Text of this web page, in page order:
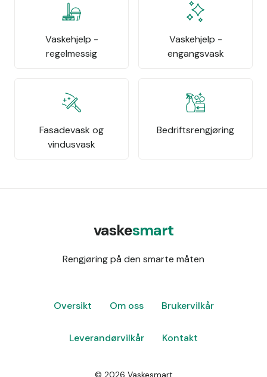
Vaskehjelp -
regelmessig
Vaskehjelp -
engangsvask
Fasadevask og
vindusvask
Bedriftsrengjøring
vaskesmart
Rengjøring på den smarte måten
Oversikt Om oss Brukervilkår
Leverandørvilkår Kontakt
© 2026 Vaskesmart